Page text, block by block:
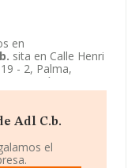
en
sita en Calle Henri
- 2, Palma,
es 4771 -
vestir. La emprea
Adl C.b.
el